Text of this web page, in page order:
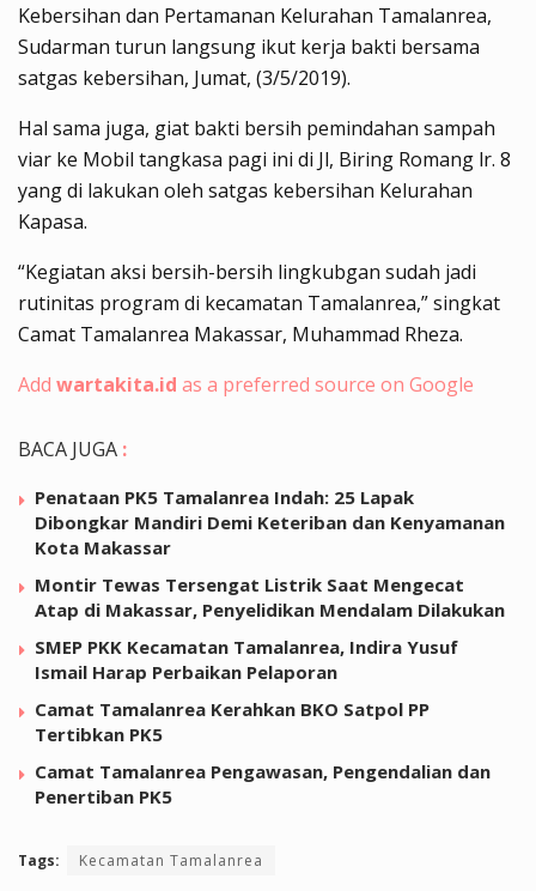
Kebersihan dan Pertamanan Kelurahan Tamalanrea,
Sudarman turun langsung ikut kerja bakti bersama
satgas kebersihan, Jumat, (3/5/2019).
Hal sama juga, giat bakti bersih pemindahan sampah
viar ke Mobil tangkasa pagi ini di Jl, Biring Romang lr. 8
yang di lakukan oleh satgas kebersihan Kelurahan
Kapasa.
“Kegiatan aksi bersih-bersih lingkubgan sudah jadi
rutinitas program di kecamatan Tamalanrea,” singkat
Camat Tamalanrea Makassar, Muhammad Rheza.
Add wartakita.id as a preferred source on Google
BACA JUGA :
Penataan PK5 Tamalanrea Indah: 25 Lapak
Dibongkar Mandiri Demi Keteriban dan Kenyamanan
Kota Makassar
Montir Tewas Tersengat Listrik Saat Mengecat
Atap di Makassar, Penyelidikan Mendalam Dilakukan
SMEP PKK Kecamatan Tamalanrea, Indira Yusuf
Ismail Harap Perbaikan Pelaporan
Camat Tamalanrea Kerahkan BKO Satpol PP
Tertibkan PK5
Camat Tamalanrea Pengawasan, Pengendalian dan
Penertiban PK5
Tags: Kecamatan Tamalanrea